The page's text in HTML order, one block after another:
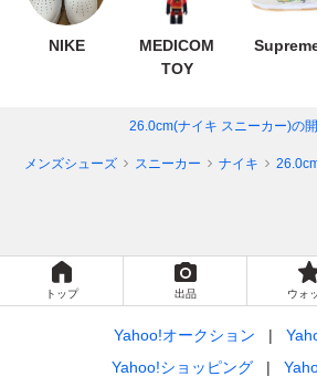
NIKE
MEDICOM
TOY
26.0cm(ナイキ スニーカー)の
メンズシューズ スニーカー ナイキ
トップ 出品 ウォ
Yahoo!オークション
Yahoo!ショッピング